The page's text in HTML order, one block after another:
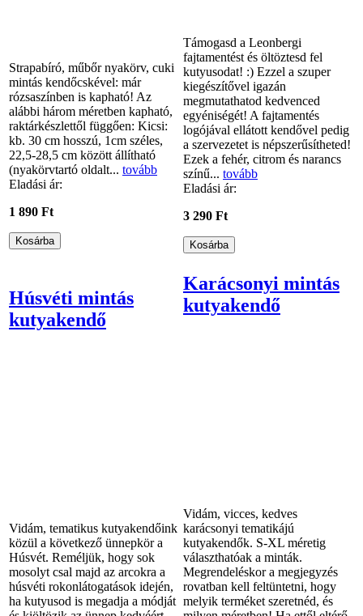
Strapabíró, műbőr nyakörv, cuki
mintás kendőcskével: már
rózsaszínben is kapható! Az
alábbi három méretben kapható,
raktárkészlettől függően: Kicsi:
kb. 30 cm hosszú, 1cm széles,
22,5-28,5 cm között állítható
(nyakörvtartó oldalt... tovább
Eladási ár:
1 890 Ft
Támogasd a Leonbergi
fajtamentést és öltöztesd fel
kutyusodat! :) Ezzel a szuper
kiegészítővel igazán
megmutathatod kedvenced
egyéniségét! A fajtamentés
logójával ellátott kendővel pedig
a szervezetet is népszerűsítheted!
Ezek a fehér, citrom és narancs
színű... tovább
Eladási ár:
3 290 Ft
Húsvéti mintás
kutyakendő
Vidám, tematikus kutyakendőink
közül a következő ünnepkör a
Húsvét. Reméljük, hogy sok
mosolyt csal majd az arcokra a
húsvéti rokonlátogatások idején,
ha kutyusod is megadja a módját
Karácsonyi mintás
kutyakendő
Vidám, vicces, kedves
karácsonyi tematikájú
kutyakendők. S-XL méretig
választhatóak a minták.
Megrendeléskor a megjegyzés
rovatban kell feltüntetni, hogy
melyik terméket szeretnéd, és